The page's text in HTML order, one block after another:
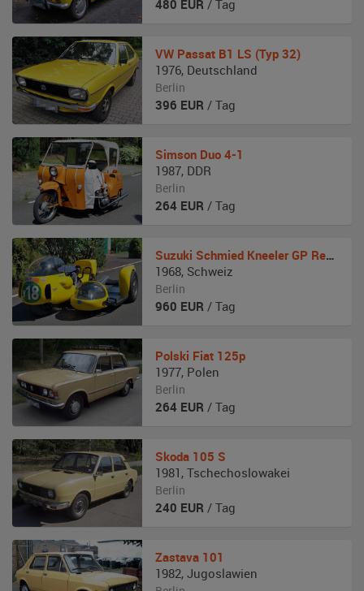
480 EUR / Tag
VW Passat B1 LS (Typ 32)
1976, Deutschland
Berlin
396 EUR / Tag
Simson Duo 4-1
1987, DDR
Berlin
264 EUR / Tag
Suzuki Schmied Kneeler GP Renngespann
1968, Schweiz
Berlin
960 EUR / Tag
Polski Fiat 125p
1977, Polen
Berlin
264 EUR / Tag
Skoda 105 S
1981 , Tschechoslowakei
Berlin
240 EUR / Tag
Zastava 101
1982, Jugoslawien